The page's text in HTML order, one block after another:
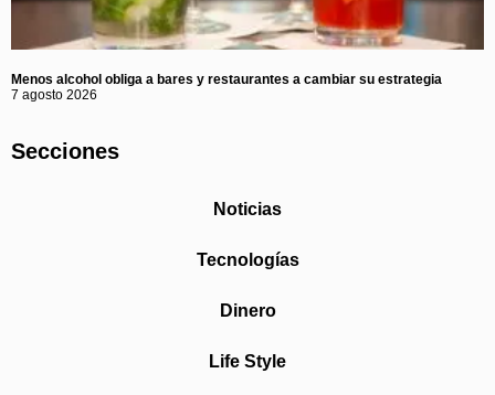
Menos alcohol obliga a bares y restaurantes a cambiar su estrategia
7 agosto 2026
Secciones
Noticias
Tecnologías
Dinero
Life Style